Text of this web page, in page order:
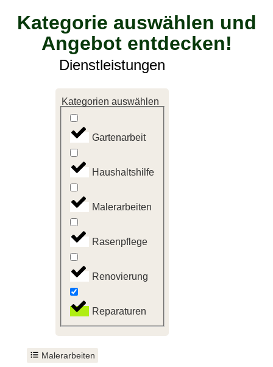
Kategorie auswählen und
Angebot entdecken!
Dienstleistungen
Kategorien auswählen
Gartenarbeit
Haushaltshilfe
Malerarbeiten
Rasenpflege
Renovierung
Reparaturen
Malerarbeiten